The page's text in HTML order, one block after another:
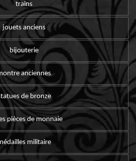
trains
jouets anciens
bijouterie
anciennes
de bronze
pièces de monnaie
militaire